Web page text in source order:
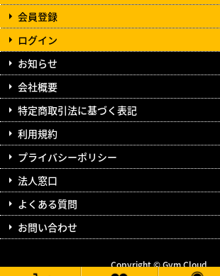
会員登録
ログイン
お知らせ
会社概要
特定商取引法に基づく表記
利用規約
プライバシーポリシー
法人窓口
よくある質問
お問い合わせ
Copyright © Gym Cloud